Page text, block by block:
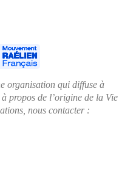
organisation qui diffuse à
propos de l’origine de la Vie
nous contacter :